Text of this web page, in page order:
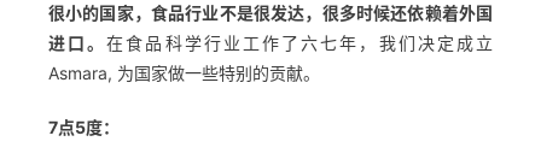
很小的国家，食品行业不是很发达，很多时候还依赖着外国
进口。在食品科学行业工作了六七年，我们决定成立
Asmara, 为国家做一些特别的贡献。
7点5度：